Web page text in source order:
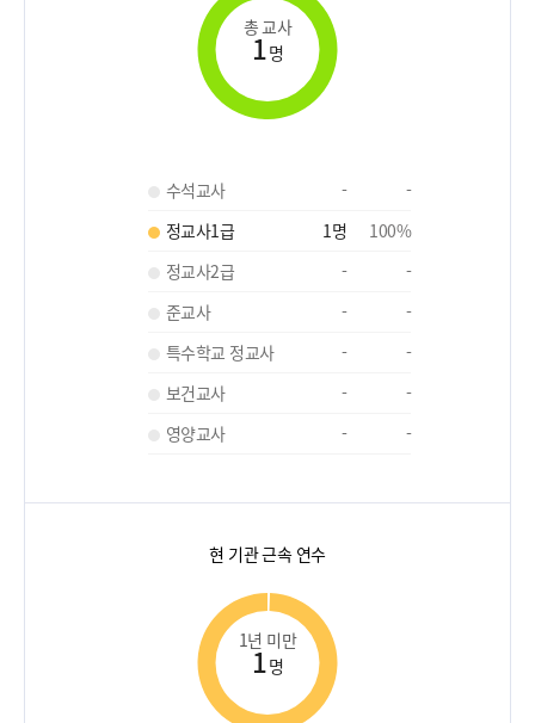
총 교사
1명
수석교사 -
-
정교사1급
1명 100%
정교사2급
-
-
준교사
-
-
특수학교 정교사
-
-
보건교사
-
-
영양교사
- -
현 기관 근속 연수
1년 미만
1명